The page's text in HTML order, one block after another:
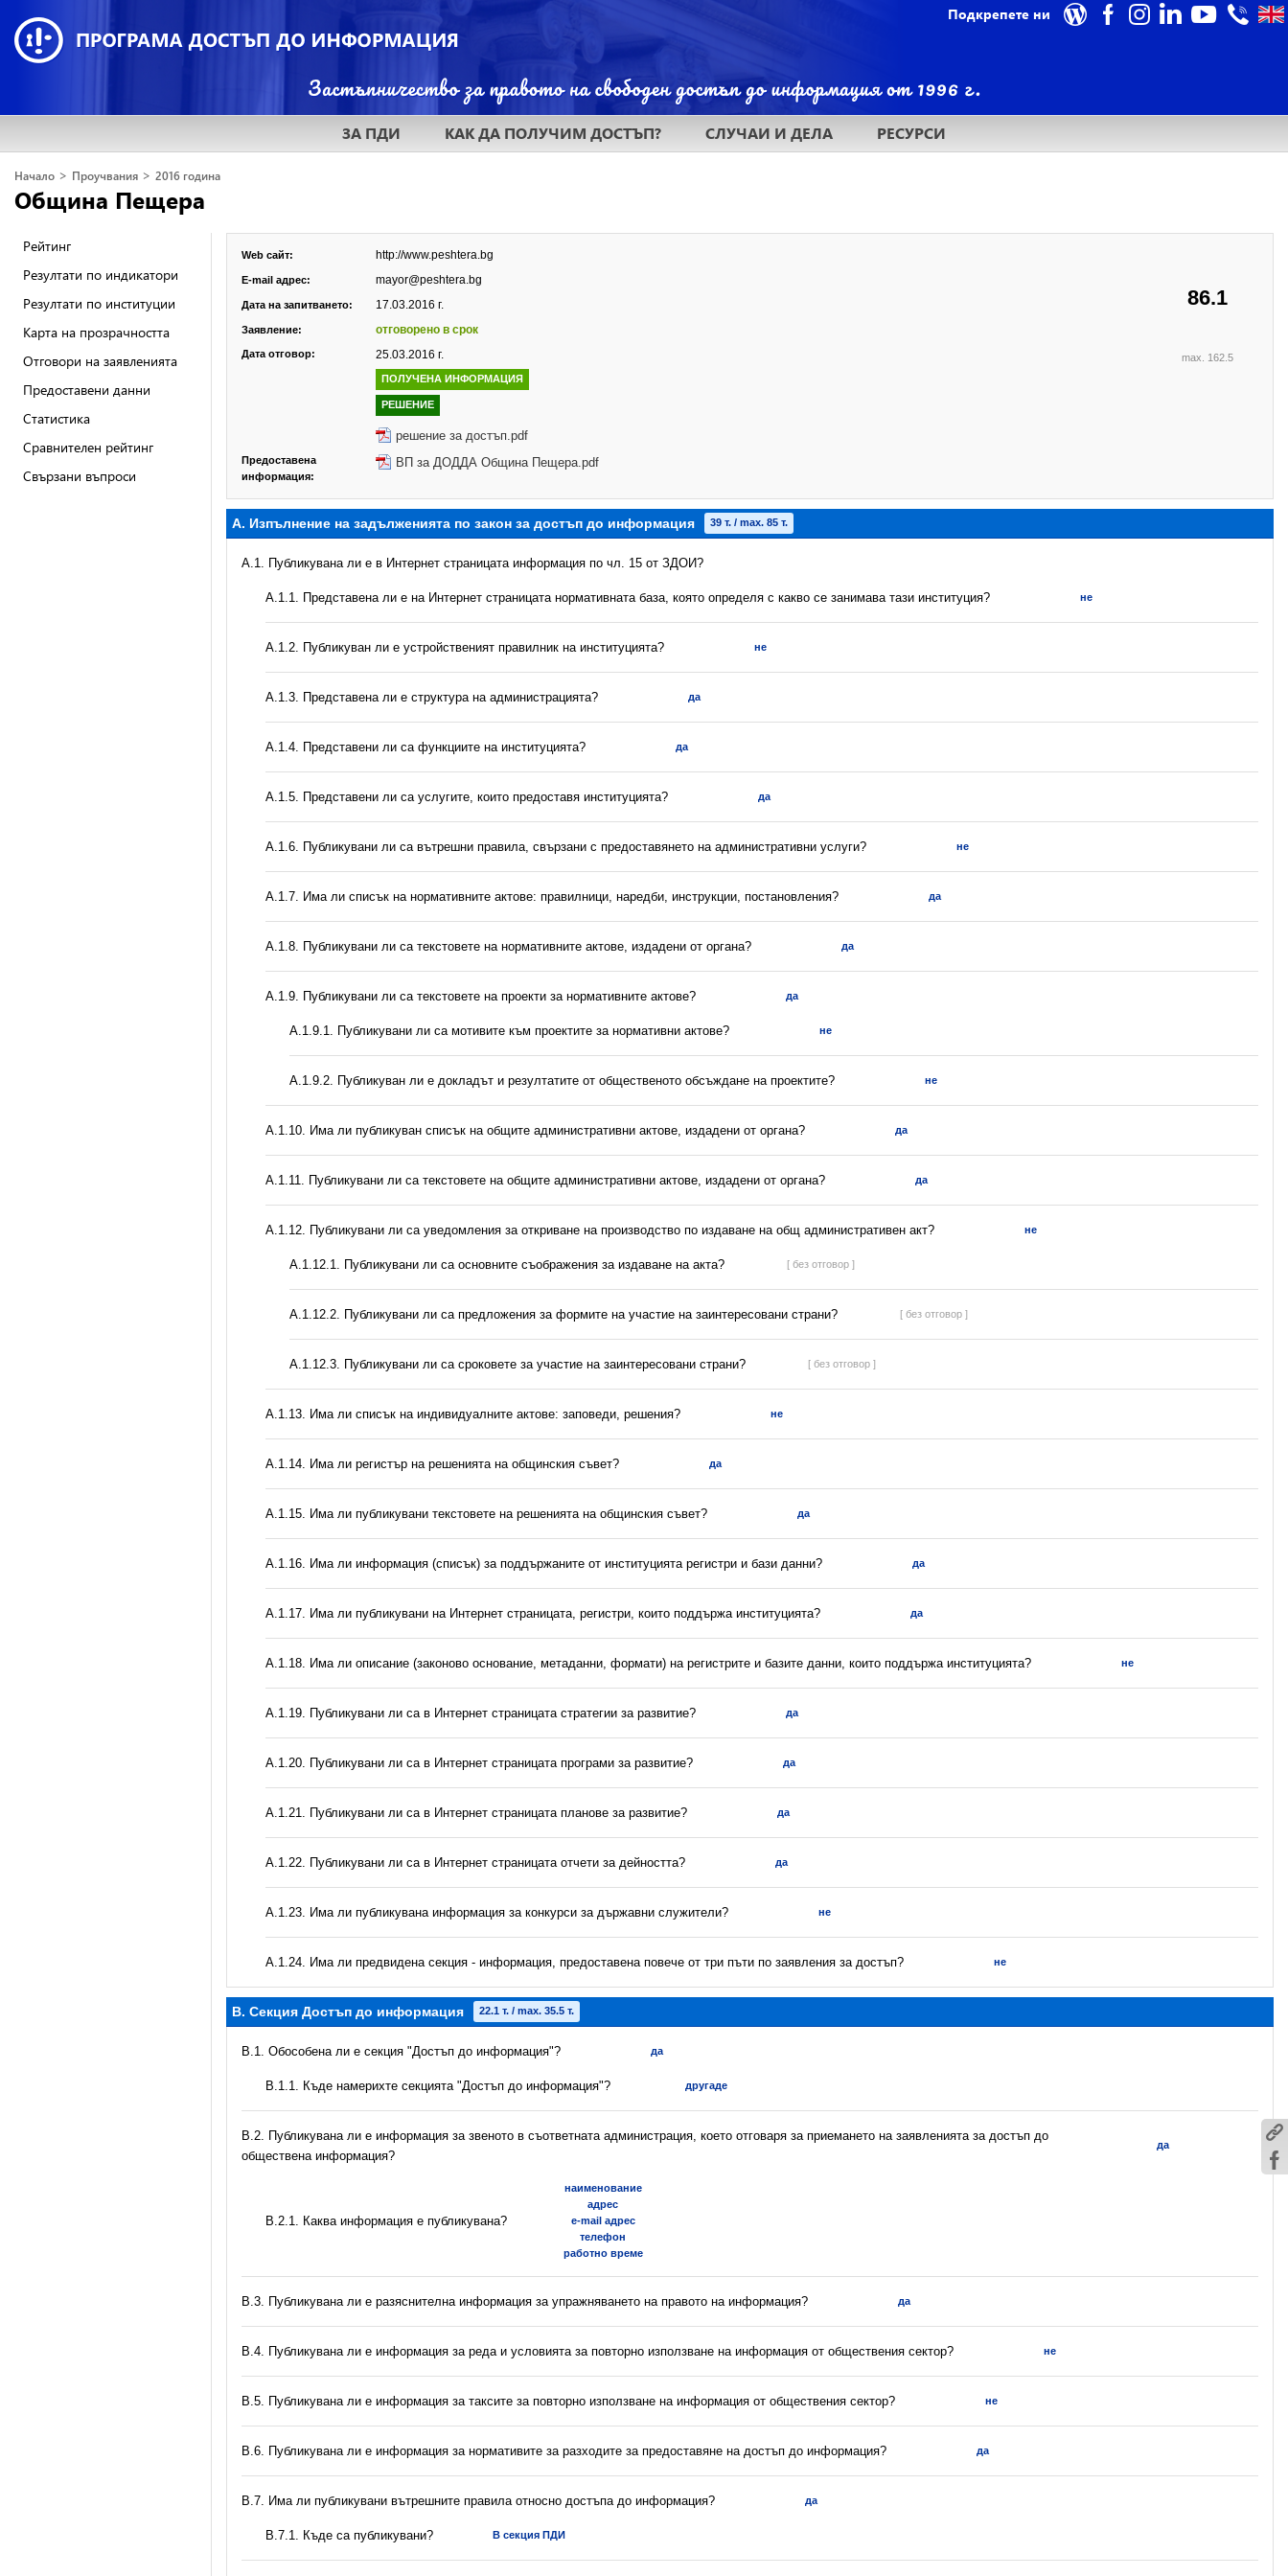
Подкрепете ни
ЗА ПДИ КАК ДА ПОЛУЧИМ ДОСТЪП? СЛУЧАИ И ДЕЛА РЕСУРСИ
Начало > Проучвания > 2016 година
Община Пещера
Рейтинг
Резултати по индикатори
Резултати по институции
Карта на прозрачността
Отговори на заявленията
Предоставени данни
Статистика
Сравнителен рейтинг
Свързани въпроси
86.1
max. 162.5
Web сайт: http://www.peshtera.bg
E-mail адрес: mayor@peshtera.bg
Дата на запитването: 17.03.2016 г.
Заявление: отговорено в срок
Дата отговор: 25.03.2016 г.
ПОЛУЧЕНА ИНФОРМАЦИЯ
РЕШЕНИЕ
решение за достъп.pdf
Предоставена
информация:
ВП за ДОДДА Община Пещера.pdf
А. Изпълнение на задълженията по закон за достъп до информация 39 т. / max. 85 т.
A.1. Публикувана ли е в Интернет страницата информация по чл. 15 от ЗДОИ?
A.1.1. Представена ли е на Интернет страницата нормативната база, която определя с какво се занимава тази институция? не
A.1.2. Публикуван ли е устройственият правилник на институцията? не
A.1.3. Представена ли е структура на администрацията? да
А.1.4. Представени ли са функциите на институцията? да
А.1.5. Представени ли са услугите, които предоставя институцията? да
А.1.6. Публикувани ли са вътрешни правила, свързани с предоставянето на административни услуги? не
А.1.7. Има ли списък на нормативните актове: правилници, наредби, инструкции, постановления? да
А.1.8. Публикувани ли са текстовете на нормативните актове, издадени от органа? да
А.1.9. Публикувани ли са текстовете на проекти за нормативните актове? да
А.1.9.1. Публикувани ли са мотивите към проектите за нормативни актове? не
А.1.9.2. Публикуван ли е докладът и резултатите от общественото обсъждане на проектите? не
А.1.10. Има ли публикуван списък на общите административни актове, издадени от органа? да
А.1.11. Публикувани ли са текстовете на общите административни актове, издадени от органа? да
А.1.12. Публикувани ли са уведомления за откриване на производство по издаване на общ административен акт? не
А.1.12.1. Публикувани ли са основните съображения за издаване на акта? [ без отговор ]
А.1.12.2. Публикувани ли са предложения за формите на участие на заинтересовани страни? [ без отговор ]
А.1.12.3. Публикувани ли са сроковете за участие на заинтересовани страни? [ без отговор ]
А.1.13. Има ли списък на индивидуалните актове: заповеди, решения? не
А.1.14. Има ли регистър на решенията на общинския съвет? да
А.1.15. Има ли публикувани текстовете на решенията на общинския съвет? да
А.1.16. Има ли информация (списък) за поддържаните от институцията регистри и бази данни? да
А.1.17. Има ли публикувани на Интернет страницата, регистри, които поддържа институцията? да
А.1.18. Има ли описание (законово основание, метаданни, формати) на регистрите и базите данни, които поддържа институцията? не
А.1.19. Публикувани ли са в Интернет страницата стратегии за развитие? да
А.1.20. Публикувани ли са в Интернет страницата програми за развитие? да
А.1.21. Публикувани ли са в Интернет страницата планове за развитие? да
А.1.22. Публикувани ли са в Интернет страницата отчети за дейността? да
А.1.23. Има ли публикувана информация за конкурси за държавни служители? не
А.1.24. Има ли предвидена секция - информация, предоставена повече от три пъти по заявления за достъп? не
B. Секция Достъп до информация 22.1 т. / max. 35.5 т.
В.1. Обособена ли е секция "Достъп до информация"? да
В.1.1. Къде намерихте секцията "Достъп до информация"? другаде
В.2. Публикувана ли е информация за звеното в съответната администрация, което отговаря за приемането на заявленията за достъп до
обществена информация?
да
B.2.1. Каква информация е публикувана?
наименование
адрес
e-mail адрес
телефон
работно време
В.3. Публикувана ли е разяснителна информация за упражняването на правото на информация? да
В.4. Публикувана ли е информация за реда и условията за повторно използване на информация от обществения сектор? не
В.5. Публикувана ли е информация за таксите за повторно използване на информация от обществения сектор? не
В.6. Публикувана ли е информация за нормативите за разходите за предоставяне на достъп до информация? да
В.7. Има ли публикувани вътрешните правила относно достъпа до информация? да
В.7.1. Къде са публикувани? В секция ПДИ